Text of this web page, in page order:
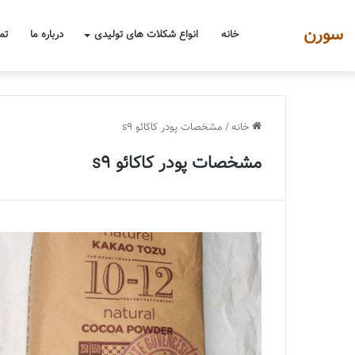
سورن خانه انواع شکلات های تولیدی درباره ما
خانه/ مشخصات پودر کاکائو s9
مشخصات پودر کاکائو s9